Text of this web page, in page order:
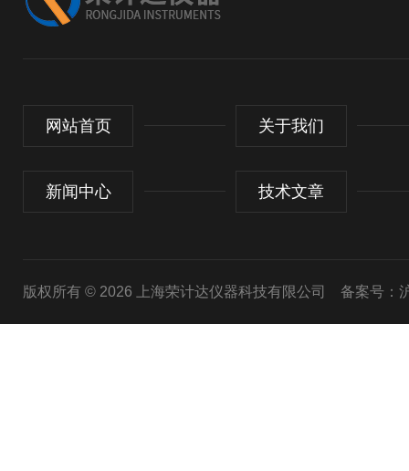
网站首页 关于我们
新闻中心 技术文章
版权所有 © 2026 上海荣计达仪器科技有限公司 备案号：